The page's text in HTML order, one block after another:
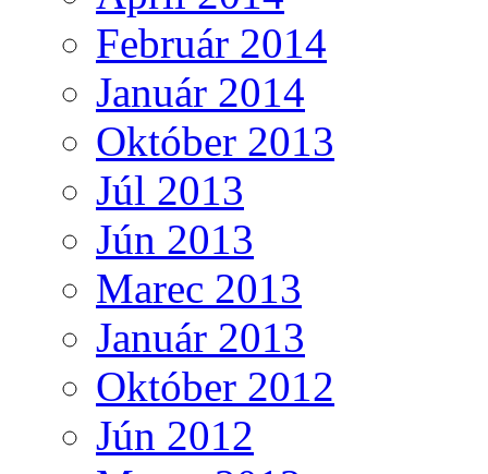
Február 2014
Január 2014
Október 2013
Júl 2013
Jún 2013
Marec 2013
Január 2013
Október 2012
Jún 2012